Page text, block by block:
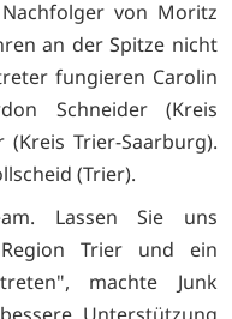
von Moritz
an der Spitze nicht
fungieren Carolin
Schneider (Kreis
Trier-Saarburg).
(Trier).
Lassen Sie uns
Trier und ein
machte Junk